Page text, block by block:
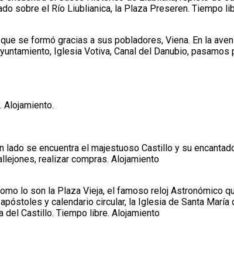
sobre el Río Liublianica, la Plaza Preseren. Tiempo
se formó gracias a sus pobladores, Viena. En la
Iglesia Votiva, Canal del Danubio,
Alojamiento.
se encuentra el majestuoso Castillo y su
realizar compras. Alojamiento
lo son la Plaza Vieja, el famoso reloj Astronómico
y calendario circular, la Iglesia de Santa
del Castillo. Tiempo libre. Alojamiento